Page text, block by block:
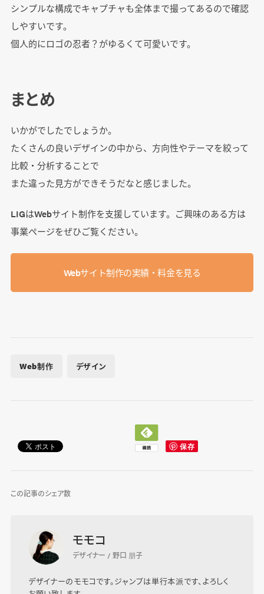
シンプルな構成でキャプチャも全体まで撮ってあるので確認
しやすいです。
個人的にロゴの忍者？がゆるくて可愛いです。
まとめ
いかがでしたでしょうか。
たくさんの良いデザインの中から、方向性やテーマを絞って
比較・分析することで
また違った見方ができそうだなと感じました。
LIGはWebサイト制作を支援しています。ご興味のある方は
事業ぺージをぜひご覧ください。
Webサイト制作の実績・料金を見る
Web制作 デザイン
この記事のシェア数
モモコ
デザイナー / 野口 朋子
デザイナーのモモコです。ジャンプは単行本派です、よろしく